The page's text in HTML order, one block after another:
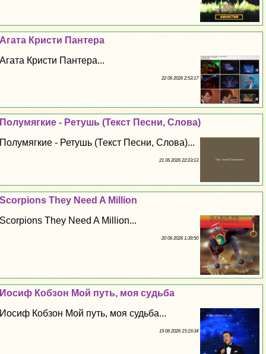
Агата Кристи Пантера
Агата Кристи Пантера...
22 06 2026 2:53:17
Полумягкие - Ретушь (Текст Песни, Слова)
Полумягкие - Ретушь (Текст Песни, Слова)...
21 06 2026 22:23:13
Scorpions They Need A Million
Scorpions They Need A Million...
20 06 2026 1:39:50
Иосиф Кобзон Мой путь, моя судьба
Иосиф Кобзон Мой путь, моя судьба...
19 06 2026 15:19:34